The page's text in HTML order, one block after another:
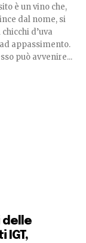
è un vino che,
dal nome, si
d’uva
appassimento.
può avvenire...
delle
IGT,